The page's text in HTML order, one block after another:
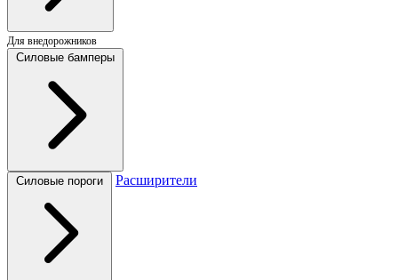
Для внедорожников
Силовые бамперы
Силовые пороги Расширители